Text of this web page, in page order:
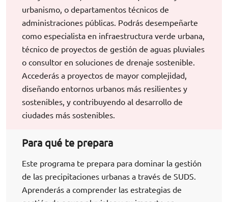
urbanismo, o departamentos técnicos de
administraciones públicas. Podrás desempeñarte
como especialista en infraestructura verde urbana,
técnico de proyectos de gestión de aguas pluviales
o consultor en soluciones de drenaje sostenible.
Accederás a proyectos de mayor complejidad,
diseñando entornos urbanos más resilientes y
sostenibles, y contribuyendo al desarrollo de
ciudades más sostenibles.
Para qué te prepara
Este programa te prepara para dominar la gestión
de las precipitaciones urbanas a través de SUDS.
Aprenderás a comprender las estrategias de